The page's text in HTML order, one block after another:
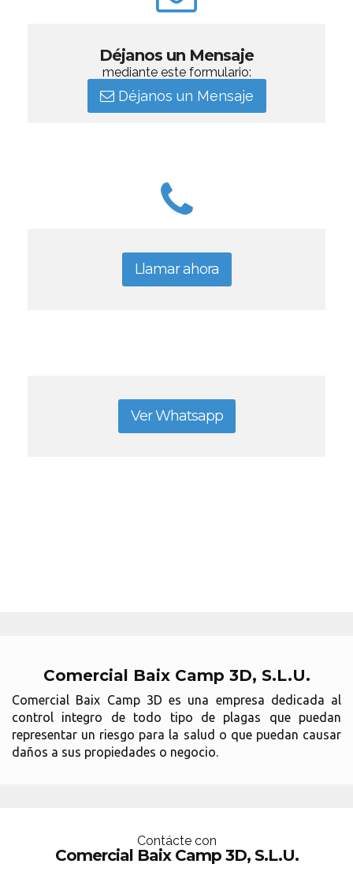
Déjanos un Mensaje
mediante este formulario:
Déjanos un Mensaje
Llamar ahora
Ver Whatsapp
Comercial Baix Camp 3D, S.L.U.
Comercial Baix Camp 3D es una empresa dedicada al
control integro de todo tipo de plagas que puedan
representar un riesgo para la salud o que puedan causar
daños a sus propiedades o negocio.
Contácte con
Comercial Baix Camp 3D, S.L.U.